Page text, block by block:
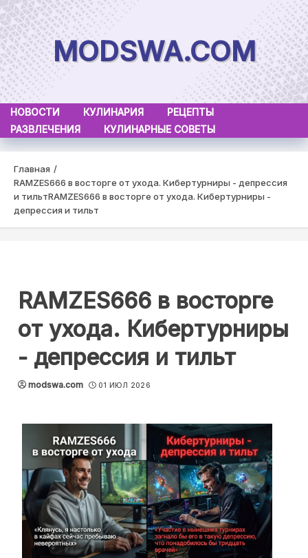
Skip
to
content
MODSWA.COM
НОВОСТИ КУЛИНАРИЯ
РЕЦЕПТЫ
РАЗВЛЕЧЕНИЯ
КУЛИНАРНЫЕ СОВЕТЫ
Главная
RAMZES666 в восторге от ухода. Кибертурниры - депрессия
и тильтRAMZES666 в восторге от ухода. Кибертурниры -
депрессия и тильт
RAMZES666 в восторге
от ухода. Кибертурниры
- депрессия и тильт
modswa.com 01 ИЮЛ 2026